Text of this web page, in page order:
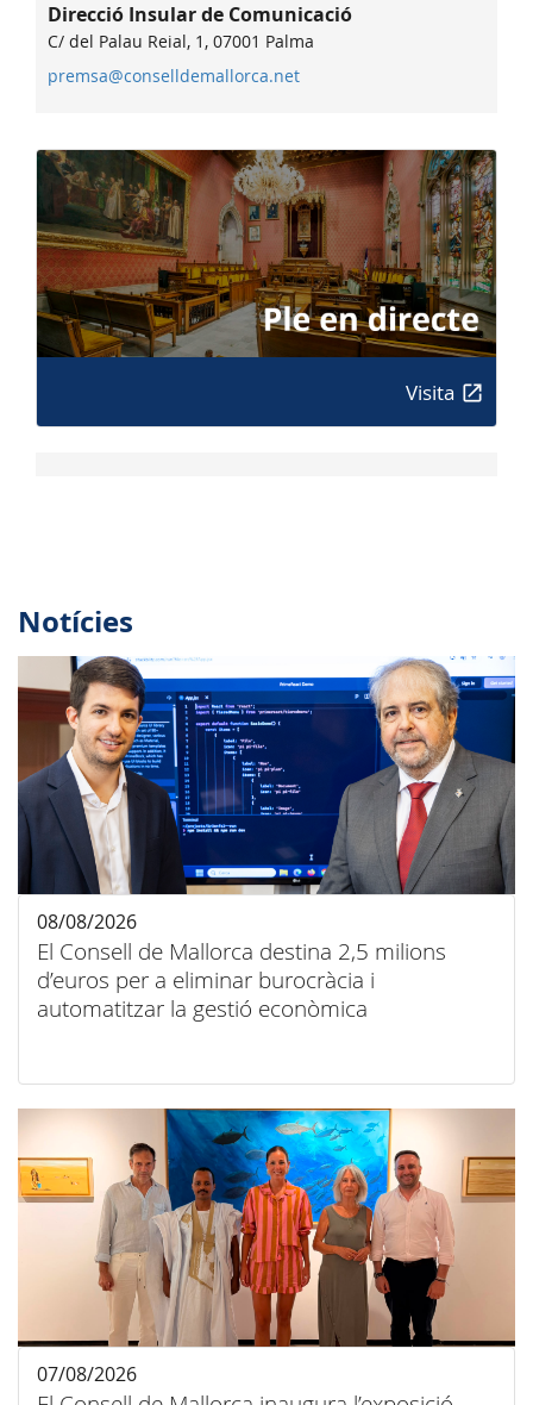
Direcció Insular de Comunicació
C/ del Palau Reial, 1, 07001 Palma
premsa@conselldemallorca.net
Visita
Notícies
El Consell de Mallorca destina 2,5 milions
d’euros per a eliminar burocràcia i
automatitzar la gestió econòmica
08/08/2026
07/08/2026